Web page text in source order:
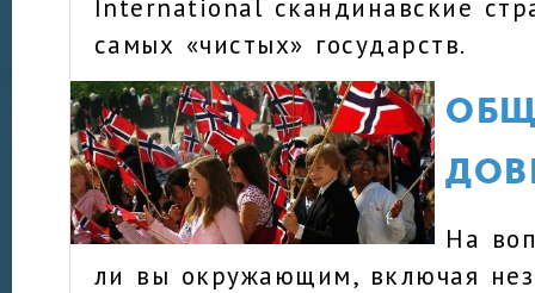
International скандинавские
самых «чистых» государств.
На
ли вы окружающим, включая